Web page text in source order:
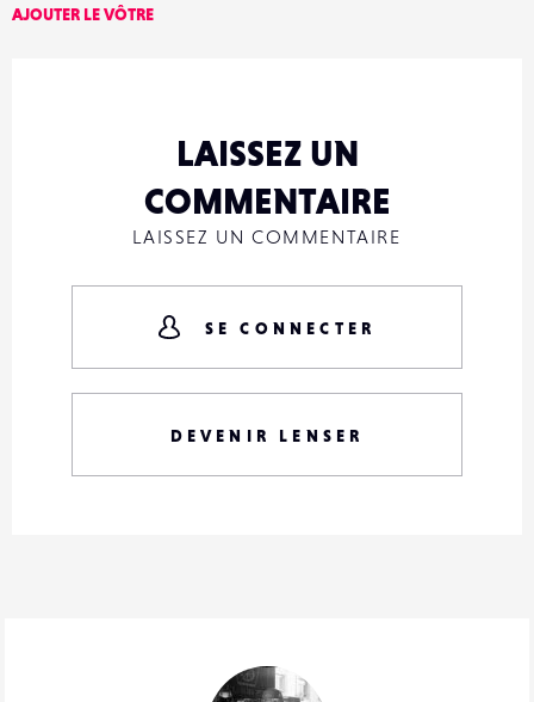
AJOUTER LE VÔTRE
LAISSEZ UN
COMMENTAIRE
LAISSEZ UN COMMENTAIRE
SE CONNECTER
DEVENIR LENSER